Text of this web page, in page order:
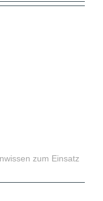
zum Einsatz